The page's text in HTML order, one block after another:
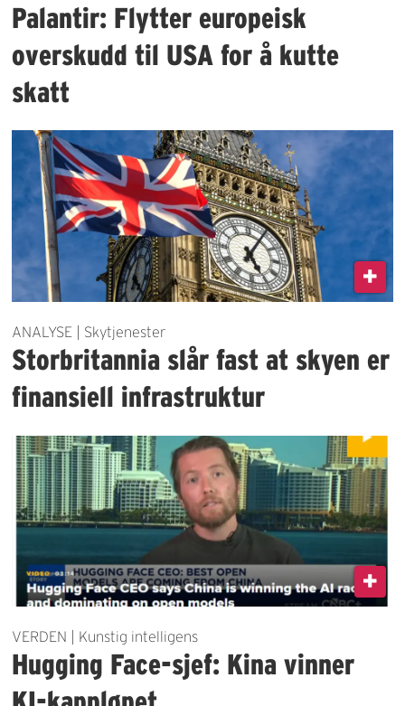
Palantir: Flytter europeisk
overskudd til USA for å kutte
skatt
ANALYSE | Skytjenester
Storbritannia slår fast at skyen er
finansiell infrastruktur
VERDEN | Kunstig intelligens
Hugging Face-sjef: Kina vinner